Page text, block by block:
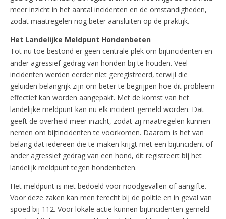
meer inzicht in het aantal incidenten en de omstandigheden,
zodat maatregelen nog beter aansluiten op de praktijk.
Het Landelijke Meldpunt Hondenbeten
Tot nu toe bestond er geen centrale plek om bijtincidenten en
ander agressief gedrag van honden bij te houden. Veel
incidenten werden eerder niet geregistreerd, terwijl die
geluiden belangrijk zijn om beter te begrijpen hoe dit probleem
effectief kan worden aangepakt. Met de komst van het
landelijke meldpunt kan nu elk incident gemeld worden. Dat
geeft de overheid meer inzicht, zodat zij maatregelen kunnen
nemen om bijtincidenten te voorkomen. Daarom is het van
belang dat iedereen die te maken krijgt met een bijtincident of
ander agressief gedrag van een hond, dit registreert bij het
landelijk meldpunt tegen hondenbeten.
Het meldpunt is niet bedoeld voor noodgevallen of aangifte.
Voor deze zaken kan men terecht bij de politie en in geval van
spoed bij 112. Voor lokale actie kunnen bijtincidenten gemeld